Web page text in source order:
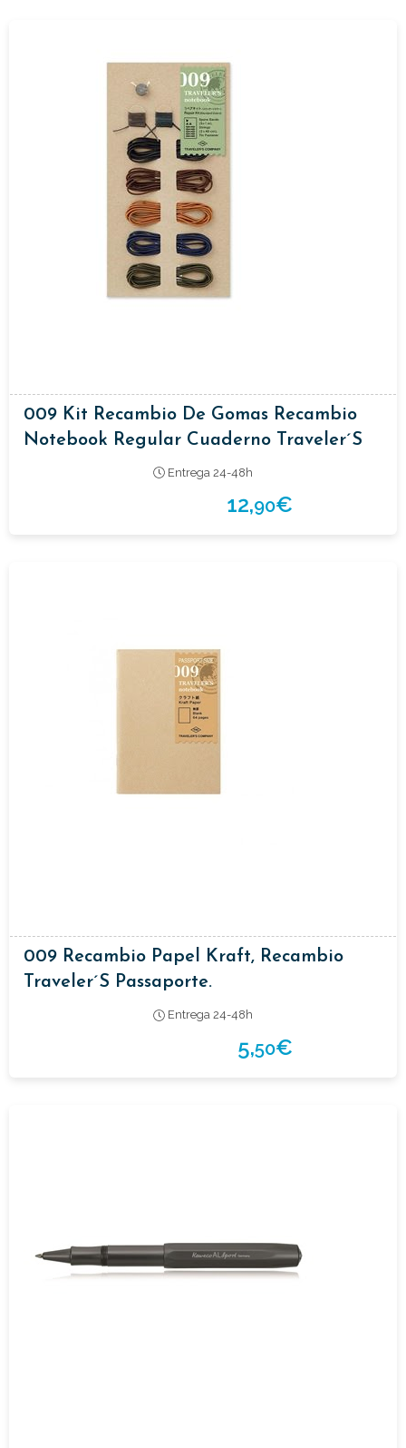
009 Kit Recambio De Gomas Recambio
Notebook Regular Cuaderno Traveler´s
Entrega 24-48h
12,90€
009 Recambio Papel Kraft, Recambio
Traveler´s Passaporte.
Entrega 24-48h
5,50€